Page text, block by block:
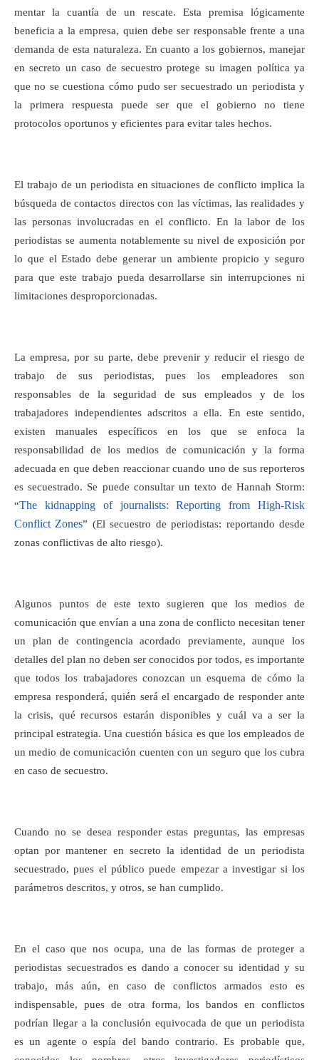
mentar la cuantía de un rescate. Esta premisa lógicamente
beneficia a la empresa, quien debe ser responsable frente a una
demanda de esta naturaleza. En cuanto a los gobiernos, manejar
en secreto un caso de secuestro protege su imagen política ya
que no se cuestiona cómo pudo ser secuestrado un periodista y
la primera respuesta puede ser que el gobierno no tiene
protocolos oportunos y eficientes para evitar tales hechos.
El trabajo de un periodista en situaciones de conflicto implica la
búsqueda de contactos directos con las víctimas, las realidades y
las personas involucradas en el conflicto. En la labor de los
periodistas se aumenta notablemente su nivel de exposición por
lo que el Estado debe generar un ambiente propicio y seguro
para que este trabajo pueda desarrollarse sin interrupciones ni
limitaciones desproporcionadas.
La empresa, por su parte, debe prevenir y reducir el riesgo de
trabajo de sus periodistas, pues los empleadores son
responsables de la seguridad de sus empleados y de los
trabajadores independientes adscritos a ella. En este sentido,
existen manuales específicos en los que se
enfoca la
responsabilidad de los medios de comunicación y la forma
adecuada en que deben reaccionar cuando uno de sus reporteros
es secuestrado. Se puede consultar un texto de Hannah Storm:
“The kidnapping of journalists: Reporting from High-Risk
Conflict Zones” (El secuestro de periodistas: reportando desde
zonas conflictivas de alto riesgo).
Algunos puntos de este texto sugieren que los medios de
comunicación que envían a una zona de conflicto necesitan tener
un plan de contingencia acordado previamente, aunque los
detalles del plan no deben ser conocidos por todos, es importante
que todos los trabajadores conozcan un esquema de cómo la
empresa responderá, quién será el encargado de responder ante
la crisis, qué recursos estarán disponibles y cuál va a ser la
principal estrategia. Una cuestión básica es que los empleados de
un medio de comunicación cuenten con un seguro que los cubra
en caso de secuestro.
Cuando no se desea responder estas preguntas, las empresas
optan por mantener en secreto la identidad de un periodista
secuestrado, pues el público puede empezar a investigar si los
parámetros descritos, y otros, se han cumplido.
En el caso que nos ocupa, una de las formas de proteger a
periodistas secuestrados es dando a conocer su identidad y su
trabajo, más aún, en caso de conflictos armados esto es
indispensable, pues de otra forma, los bandos en conflictos
podrían llegar a la conclusión equivocada de que un periodista
es un agente o espía del bando contrario. Es probable que,